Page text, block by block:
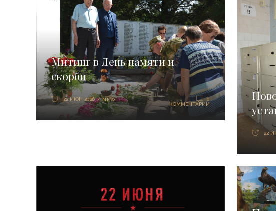
Митинг в День памяти и
скорби
22 ИЮН 2026 NEW
0
КОММЕНТАРИИ
22